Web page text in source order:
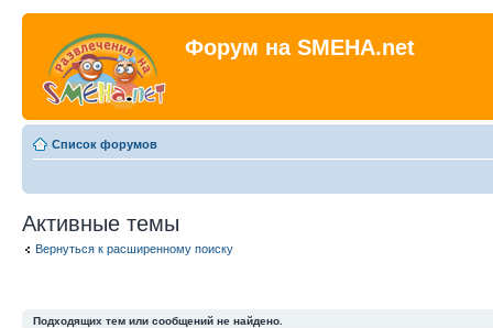
Форум на SMEHA.net
Список форумов
Активные темы
Вернуться к расширенному поиску
Подходящих тем или сообщений не найдено.